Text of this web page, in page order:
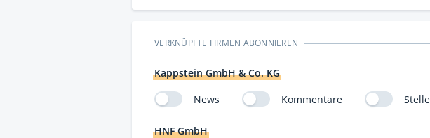
VERKNÜPFTE FIRMEN ABONNIEREN
Kappstein GmbH & Co. KG
News
Kommentare
HNF GmbH